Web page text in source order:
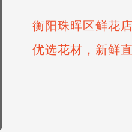
衡阳珠晖区鲜花
优选花材，新鲜